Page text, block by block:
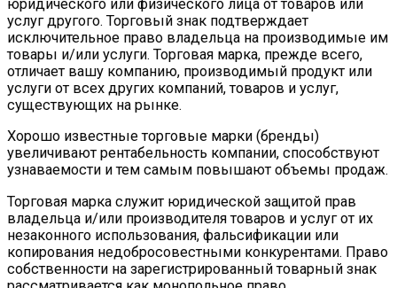
юридического или физического лица от товаров или
услуг другого. Торговый знак подтверждает
исключительное право владельца на производимые им
товары и/или услуги. Торговая марка, прежде всего,
отличает вашу компанию, производимый продукт или
услуги от всех других компаний, товаров и услуг,
существующих на рынке.
Хорошо известные торговые марки (бренды)
увеличивают рентабельность компании, способствуют
узнаваемости и тем самым повышают объемы продаж.
Торговая марка служит юридической защитой прав
владельца и/или производителя товаров и услуг от их
незаконного использования, фальсификации или
копирования недобросовестными конкурентами. Право
собственности на зарегистрированный товарный знак